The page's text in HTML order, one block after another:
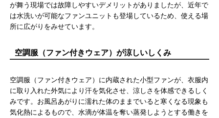
が舞う現場では故障しやすいデメリットがありましたが、近年で
は水洗いが可能なファンユニットも登場しているため、使える場
所に広がりをみせています。
空調服（ファン付きウェア）が涼しいしくみ
空調服（ファン付きウェア）に内蔵された小型ファンが、衣服内
に取り入れた外気により汗を気化させ、涼しさを体感できるしく
みです。お風呂あがりに濡れた体のままでいると寒くなる現象も
気化熱によるもので、水滴が体温を奪い蒸発しようとする働きを